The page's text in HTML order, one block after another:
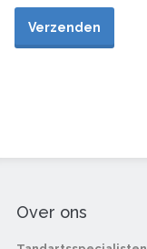
Over ons